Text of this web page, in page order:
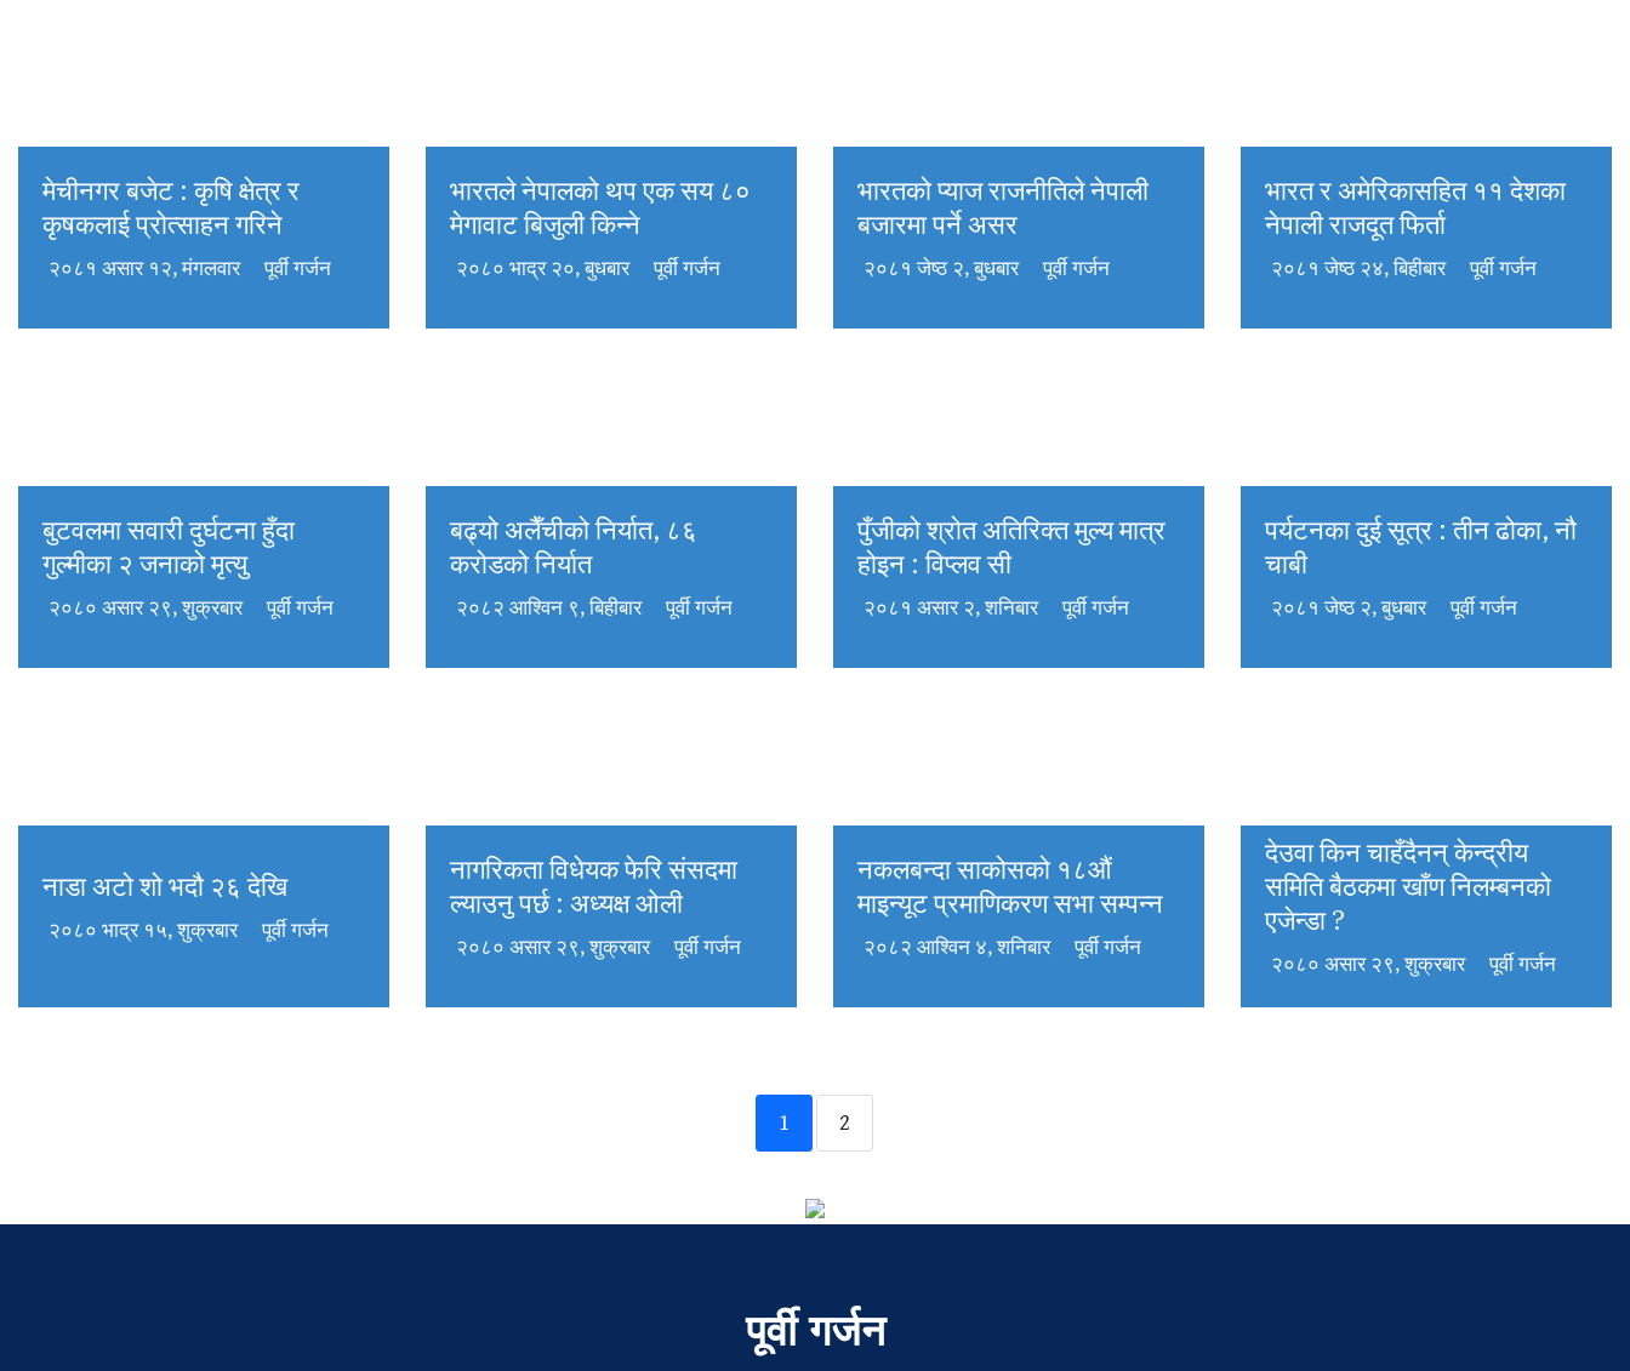
मेचीनगर बजेट : कृषि क्षेत्र र
कृषकलाई प्रोत्साहन गरिने
२०८१ असार १२, मंगलवार पूर्वी गर्जन
भारतले नेपालको थप एक सय ८०
मेगावाट बिजुली किन्ने
२०८० भाद्र २०, बुधबार पूर्वी गर्जन
भारतको प्याज राजनीतिले नेपाली
बजारमा पर्ने असर
२०८१ जेष्ठ २, बुधबार पूर्वी गर्जन
भारत र अमेरिकासहित ११ देशका
नेपाली राजदूत फिर्ता
२०८१ जेष्ठ २४, बिहीबार पूर्वी गर्जन
बुटवलमा सवारी दुर्घटना हुँदा
गुल्मीका २ जनाको मृत्यु
२०८० असार २९, शुक्रबार पूर्वी गर्जन
बढ्यो अलैँचीको निर्यात, ८६
करोडको निर्यात
२०८२ आश्विन ९, बिहीबार पूर्वी गर्जन
पुँजीको श्रोत अतिरिक्त मुल्य मात्र
होइन : विप्लव सी
२०८१ असार २, शनिबार पूर्वी गर्जन
पर्यटनका दुई सूत्र : तीन ढोका, नौ
चाबी
२०८१ जेष्ठ २, बुधबार पूर्वी गर्जन
नाडा अटो शो भदौ २६ देखि
२०८० भाद्र १५, शुक्रबार पूर्वी गर्जन
नागरिकता विधेयक फेरि संसदमा
ल्याउनु पर्छ : अध्यक्ष ओली
२०८० असार २९, शुक्रबार पूर्वी गर्जन
नकलबन्दा साकोसको १८औं
माइन्यूट प्रमाणिकरण सभा सम्पन्न
२०८२ आश्विन ४, शनिबार पूर्वी गर्जन
देउवा किन चाहँदैनन् केन्द्रीय
समिति बैठकमा खाँण निलम्बनको
एजेन्डा ?
२०८० असार २९, शुक्रबार पूर्वी गर्जन
1 2
पूर्वी गर्जन